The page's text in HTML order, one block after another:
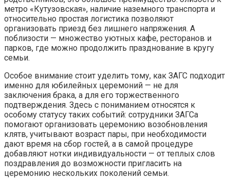
метро «Кутузовская», наличие наземного транспорта и
относительно простая логистика позволяют
организовать приезд без лишнего напряжения. А
поблизости — множество уютных кафе, ресторанов и
парков, где можно продолжить празднование в кругу
семьи.
Особое внимание стоит уделить тому, как ЗАГС подходит
именно для юбилейных церемоний — не для
заключения брака, а для его торжественного
подтверждения. Здесь с пониманием относятся к
особому статусу таких событий: сотрудники ЗАГСа
помогают организовать церемонию возобновления
клятв, учитывают возраст пары, при необходимости
дают время на сбор гостей, а в самой процедуре
добавляют нотки индивидуальности — от теплых слов
поздравления до возможности пригласить на
церемонию нескольких поколений семьи.